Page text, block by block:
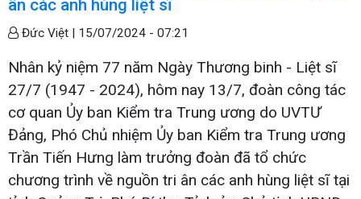
ân các anh hùng liệt sĩ
Đức Việt | 15/07/2024 - 07:21
Nhân kỷ niệm 77 năm Ngày Thương binh - Liệt sĩ
27/7 (1947 - 2024), hôm nay 13/7, đoàn công tác
cơ quan Ủy ban Kiểm tra Trung ương do UVTƯ
Đảng, Phó Chủ nhiệm Ủy ban Kiểm tra Trung ương
Trần Tiến Hưng làm trưởng đoàn đã tổ chức
chương trình về nguồn tri ân các anh hùng liệt sĩ tại